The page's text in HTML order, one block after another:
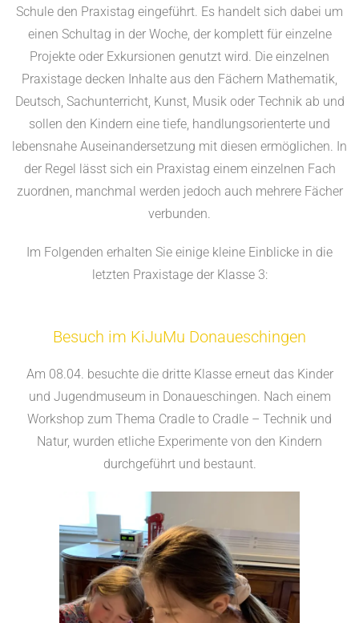
Schule den Praxistag eingeführt. Es handelt sich dabei um
einen Schultag in der Woche, der komplett für einzelne
Projekte oder Exkursionen genutzt wird. Die einzelnen
Praxistage decken Inhalte aus den Fächern Mathematik,
Deutsch, Sachunterricht, Kunst, Musik oder Technik ab und
sollen den Kindern eine tiefe, handlungsorienterte und
lebensnahe Auseinandersetzung mit diesen ermöglichen. In
der Regel lässt sich ein Praxistag einem einzelnen Fach
zuordnen, manchmal werden jedoch auch mehrere Fächer
verbunden.
Im Folgenden erhalten Sie einige kleine Einblicke in die
letzten Praxistage der Klasse 3:
Besuch im KiJuMu Donaueschingen
Am 08.04. besuchte die dritte Klasse erneut das Kinder
und Jugendmuseum in Donaueschingen. Nach einem
Workshop zum Thema Cradle to Cradle – Technik und
Natur, wurden etliche Experimente von den Kindern
durchgeführt und bestaunt.